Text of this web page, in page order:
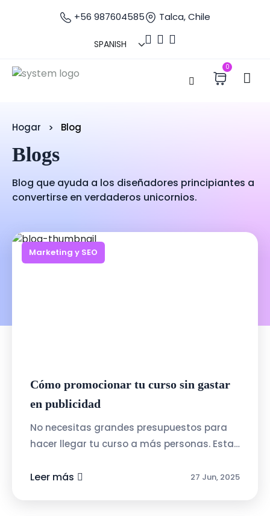
+56 987604585 Talca, Chile
0
Hogar Blog
Blogs
Blog que ayuda a los diseñadores principiantes a
convertirse en verdaderos unicornios.
Marketing y SEO
Cómo promocionar tu curso sin gastar
en publicidad
No necesitas grandes presupuestos para
hacer llegar tu curso a más personas. Estas
resultados reales:Crea contenido de valor:...
Leer más 27 Jun, 2025